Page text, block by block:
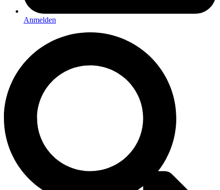
Anmelden